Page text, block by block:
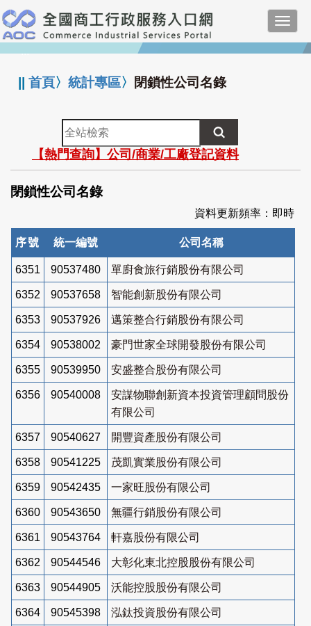
跳
到
主
要
:::
||首頁〉統計專區〉 閉鎖性公司名錄
全
站
檢
索
【熱門查詢】公司/商業/工廠登記資料
閉鎖性公司名錄
資料更新頻率：即時
序號 統一編號 公司名稱
6351 90537480 單廚食旅行銷股份有限公司
6352 90537658 智能創新股份有限公司
6353 90537926 邁策整合行銷股份有限公司
6354 90538002 豪門世家全球開發股份有限公司
6355 90539950 安盛整合股份有限公司
6356 90540008
安謀物聯創新資本投資管理顧問股份
有限公司
6357 90540627 開豐資產股份有限公司
6358 90541225 茂凱實業股份有限公司
6359 90542435 一家旺股份有限公司
6360 90543650 無疆行銷股份有限公司
6361 90543764 軒嘉股份有限公司
6362 90544546 大彰化東北控股股份有限公司
6363 90544905 沃能控股股份有限公司
6364 90545398 泓鈦投資股份有限公司